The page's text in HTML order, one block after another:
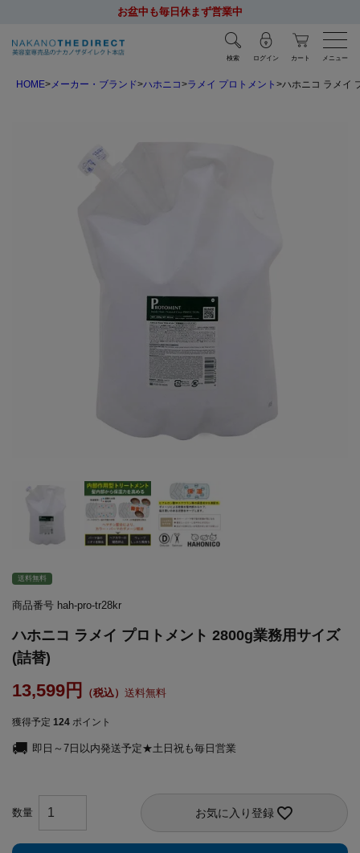
お盆中も毎日休まず営業中
検索 ログイン カート メニュー
HOME メーカー・ブランド ハホニコ ラメイ プロトメント ハホニコ ラメイ
送料無料
商品番号 hah-pro-tr28kr
ハホニコ ラメイ プロトメント 2800g業務用サイズ
(詰替)
13,599 送料無料
獲得予定 124 ポイント
即日～7日以内発送予定★土日祝も毎日営業
お気に入り登録